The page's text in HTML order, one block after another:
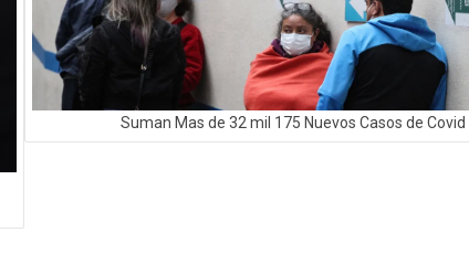
Suman Mas de 32 mil 175 Nuevos Casos de Covid